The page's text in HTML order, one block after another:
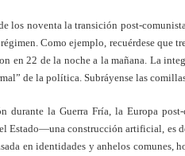
los noventa la transición post-
Como ejemplo, recuérdese
en 22 de la noche a la mañana. La
de la política. Subráyense las
durante la Guerra Fría, la Europa
Estado—una construcción artificial, es
en identidades y anhelos comunes,